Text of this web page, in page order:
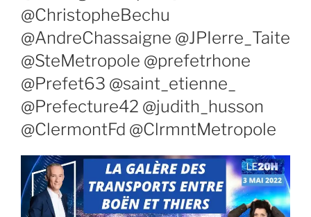
@ChristopheBechu
@AndreChassaigne @JPIerre_Taite
@SteMetropole @prefetrhone
@Prefet63 @saint_etienne_
@Prefecture42 @judith_husson
@ClermontFd @ClrmntMetropole